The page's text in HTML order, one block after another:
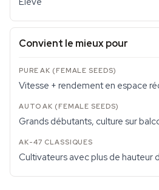
Convient le mieux pour
Vitesse + rendement en espace
Grands débutants, culture sur
Cultivateurs avec plus de hauteur